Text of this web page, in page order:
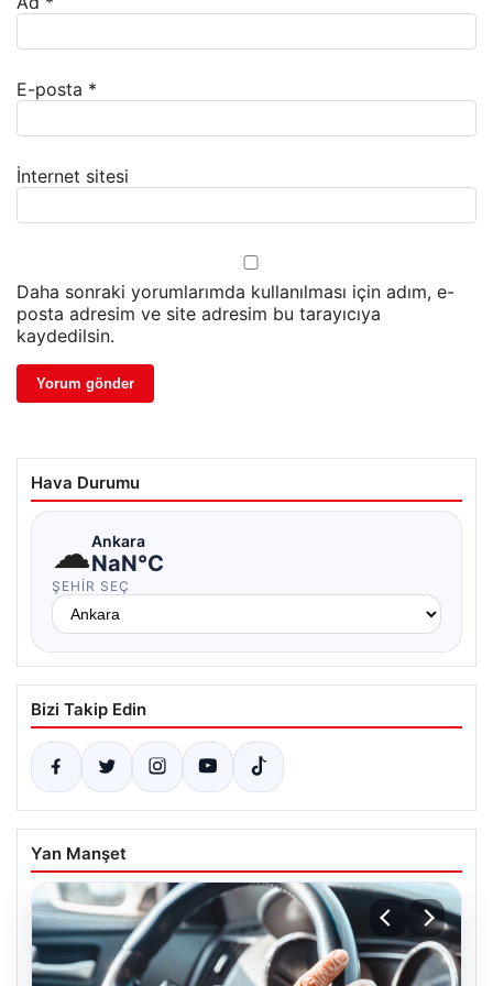
E-posta *
İnternet sitesi
Daha sonraki yorumlarımda kullanılması için adım, e-
posta adresim ve site adresim bu tarayıcıya
kaydedilsin.
Hava Durumu
☁Ankara
NaN°C
ŞEHIR SEÇ
Bizi Takip Edin
Yan Manşet